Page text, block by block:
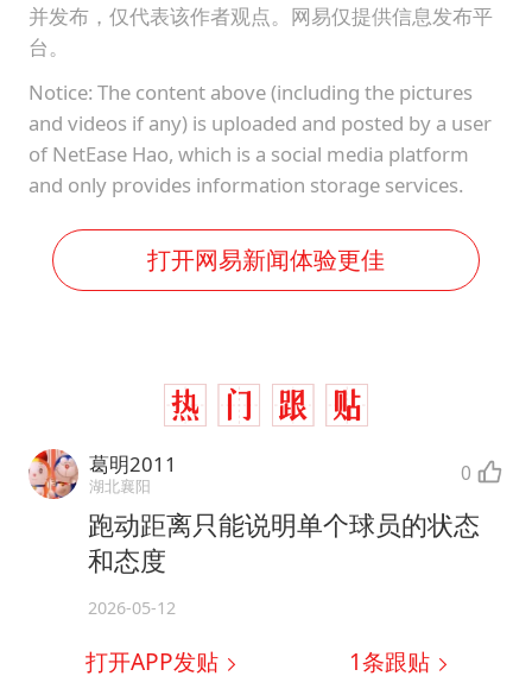
并发布，仅代表该作者观点。网易仅提供信息发布平
台。
Notice: The content above (including the pictures
and videos if any) is uploaded and posted by a user
of NetEase Hao, which is a social media platform
and only provides information storage services.
打开网易新闻体验更佳
葛明2011
湖北襄阳 0
跑动距离只能说明单个球员的状态
和态度
2026-05-12
打开APP发贴 1条跟贴